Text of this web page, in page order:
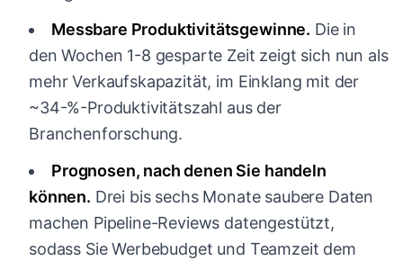
Messbare Produktivitätsgewinne. Die in
den Wochen 1-8 gesparte Zeit zeigt sich nun als
mehr Verkaufskapazität, im Einklang mit der
~34-%-Produktivitätszahl aus der
Branchenforschung.
Prognosen, nach denen Sie handeln
können. Drei bis sechs Monate saubere Daten
machen Pipeline-Reviews datengestützt,
sodass Sie Werbebudget und Teamzeit dem